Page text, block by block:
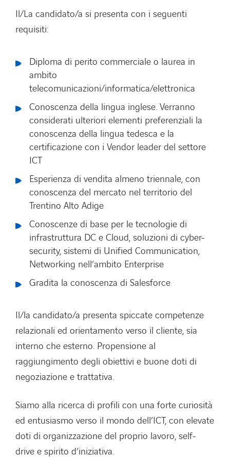
Il/La candidato/a si presenta con i seguenti
requisiti:
Diploma di perito commerciale o laurea in
ambito
telecomunicazioni/informatica/elettronica
Conoscenza della lingua inglese. Verranno
considerati ulteriori elementi preferenziali la
conoscenza della lingua tedesca e la
certificazione con i Vendor leader del settore
ICT
Esperienza di vendita almeno triennale, con
conoscenza del mercato nel territorio del
Trentino Alto Adige
Conoscenze di base per le tecnologie di
infrastruttura DC e Cloud, soluzioni di cyber-
security, sistemi di Unified Communication,
Networking nell’ambito Enterprise
Gradita la conoscenza di Salesforce
Il/la candidato/a presenta spiccate competenze
relazionali ed orientamento verso il cliente, sia
interno che esterno. Propensione al
raggiungimento degli obiettivi e buone doti di
negoziazione e trattativa.
Siamo alla ricerca di profili con una forte curiosità
ed entusiasmo verso il mondo dell’ICT, con elevate
doti di organizzazione del proprio lavoro, self-
drive e spirito d’iniziativa.